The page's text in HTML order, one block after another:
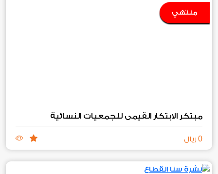
منتهي
مبتكر الابتكار القيمي للجمعيات النسائية
0 ريال